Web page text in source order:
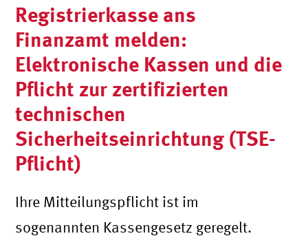
Registrierkasse ans
Finanzamt melden:
Elektronische Kassen und die
Pflicht zur zertifizierten
technischen
Sicherheitseinrichtung (TSE-
Pflicht)
Ihre Mitteilungspflicht ist im
sogenannten Kassengesetz geregelt.